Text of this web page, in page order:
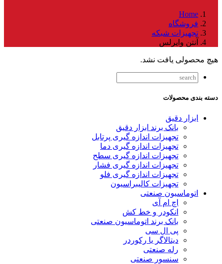
Home
فروشگاه
تجهیزات شبکه
آنتن وایرلس
هیچ محصولی یافت نشد.
دسته بندی محصولات
ابزار دقیق
بانک برند ابزار دقیق
تجهیزات اندازه گیری پرتابل
تجهیزات اندازه گیری دما
تجهیزات اندازه گیری سطح
تجهیزات اندازه گیری فشار
تجهیزات اندازه گیری فلو
تجهیزات کالیبراسیون
اتوماسیون صنعتی
اچ ام آی
انکودر و خط کش
بانک برند اتوماسیون صنعتی
پی ال سی
دیتالاگر یا رکوردر
رله صنعتی
سنسور صنعتی